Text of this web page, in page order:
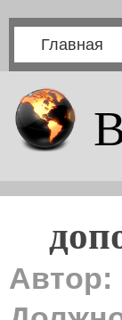
Главная
Автор: